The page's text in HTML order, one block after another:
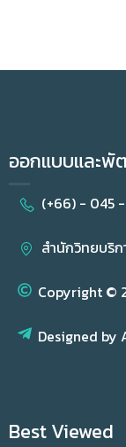
ออกแบบและ
(+66) - 045
สำนักวิทยบริก
Copyright ©
Designed by
Best Viewed